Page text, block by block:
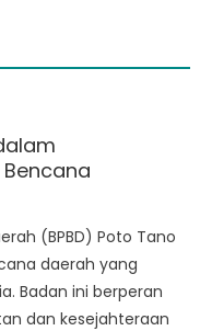
(BPBD) Poto Tano
daerah yang
Badan ini berperan
dan kesejahteraan